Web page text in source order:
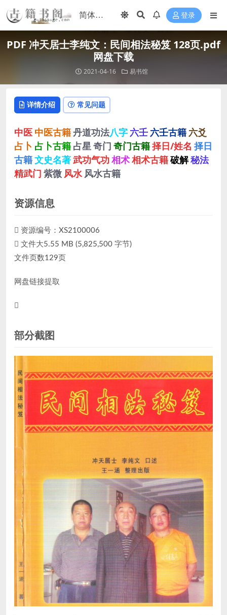
登录
PDF 冲天居士李纯文：民间相法秘笈 128页.pdf
网盘下载
2021-04-16 易书馆
详情介绍 常见问题
中医 中医古籍丹道功法八字 六壬 六壬古籍 六爻
占卜 占卜古籍 占星 奇门 奇门古籍择日/姓名 择日
古籍文史名著武功气功 相术相术古籍破解秘法
精武门 紫微 风水 风水古籍
资源信息
资源编号：XS2100006
文件大5.55 MB (5,825,500 字节)
文件页数129页
网盘链接提取
部分截图